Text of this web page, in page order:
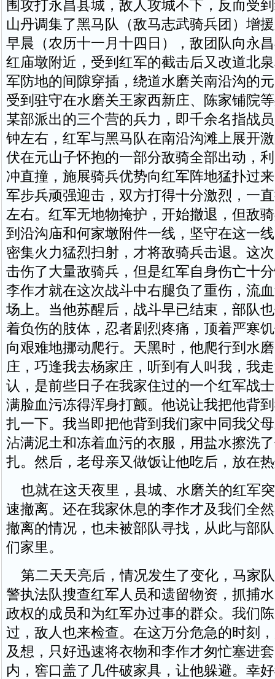
围攻打永昌县城，敌人攻城不下，反而受
山丹调集了黑马队（敌马志武骑兵团）增
早晨（农历十一月十四日），敌团队向永
红庙墩附近，受到红军的截击后又改道北
军防地的间隙穿插，绕道水磨关南沿沟的
受到驻守在水磨关王家西新庄、陈家铺院
某部派出的三个营的兵力，即千余名指战
钟左右，红军与黑马队在南沿沟滩上展开
伏在元山子怀抱的一部分敌骑全部出动，
冲直撞，施展骑兵优势向红军阵地猛扑过
军步兵顽强迎击，双方打得十分激烈，一
左右。红军无地物掩护，开始撤退，但敌
到沿沟庙和何家墩附件一线，坚守在这一
密集火力猛烈扫射，才将敌骑兵击退。这
击伤了大量敌骑兵，但是红军自身伤亡十
李作才就在这次战斗中右腿负了重伤，流
场上。当他苏醒后，战斗早已结束，部队
着负伤的肢体，忍者剧烈疼痛，顶着严寒
向艰难地挪动爬行。天黑时，他爬行到水
庄，巧逢我去杨家庄，听到有人叫我，我
认，是前些日子在我家住过的一个红军战
满脸血污冻得浑身打颤。他说让我把他背
扎一下。我当即把他背到我们家中同我父
沾满泥土和冻着血污的衣服，用盐水擦洗
扎。然后，老母亲又做饭让他吃后，放在
也就在这天夜里，县城、水磨关的红军
速撤离。还在我家休息的李作才及我们全
撤离的情况，也未被部队寻找，从此与部
们家里。
第二天天亮后，情况发生了变化，马家
警执法队搜查红军人员和遗留物资，抓捕
政权的成员和为红军办过事的群众。我们
过，敌人也来检查。在这万分危急的时刻
及想，只好迅速将衣物和李作才匆忙塞进
内，窖口盖了几件破家具，让他躲避。幸